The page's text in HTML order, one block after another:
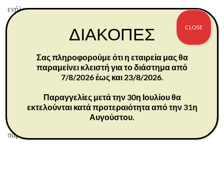
ενήλικες
Διαστάσεις: 9,5X5X4 εκ
Σχετικά με αυτό το κομμάτι
παρόν έρχεται στο επίκεντρο, είναι όταν αποκαλύπτονται μικρά
θαύματα, όπως το άνοιγμα των φτερών της πεταλούδας.
Βρίσκω ενέργεια στην παρατήρηση των ρυθμών της φύσης—
τα ευπρόσδεκτα γεγονότα που έρχονται πάντα με την κυκλική
αλλαγή των εποχών… Σε αυτά τα ήσυχα θαύματα, βρίσκω
παρηγοριά και ελπίδα.” –Susan Lordi
ΔΙΑΚΟΠΕΣ
Σας πληροφορούμε ότι η εταιρεία μας θα
παραμείνει κλειστή για το διάστημα από
7/8/2026 έως και 23/8/2026.
Παραγγελίες μετά την 30η Ιουλίου θα
εκτελούνται κατά προτεραιότητα από την 31η
Αυγούστου.
CLOSE